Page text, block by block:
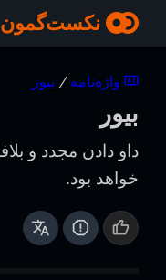
نکست‌گمون
واژه‌نامه / بیور
بیور
داو دادن مجدد و
خواهد بود.